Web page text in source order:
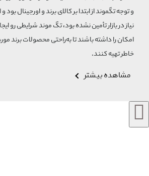
و توجه تگموند از ابتدا بر کالای برند و اورجینال بود و از
نیاز در بازار تأمین نشده بود، تگ موند شرایطی رو
امکان را داشته باشند تا به‌راحتی محصولات برند
خاطر تهیه کنند.
مشاهده بیشتر